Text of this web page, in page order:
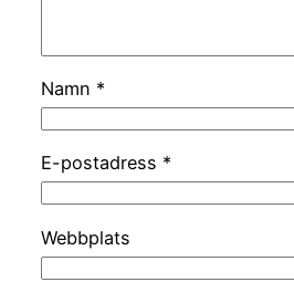
Namn *
E-postadress *
Webbplats